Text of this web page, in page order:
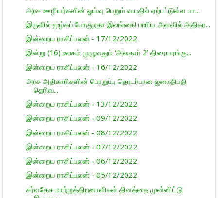
அரச ஊழியர்களின் ஓய்வு பெறும் வயதில் ஏற்பட்டுள்ள பா...
இருளில் மூழ்கப் போகுறதா இலங்கை! பாரிய அளவில் அதிகர...
இன்றைய ராசிப்பலன் - 17/12/2022
இன்று (16) உலகம் முழுவதும் ‘அவதார் 2’ திரையரங்கு...
இன்றைய ராசிப்பலன் - 16/12/2022
அரச அதிகாரிகளின் பொறுப்பு தொடர்பான ஜனாதிபதி
தெரிவ...
இன்றைய ராசிப்பலன் - 13/12/2022
இன்றைய ராசிப்பலன் - 09/12/2022
இன்றைய ராசிப்பலன் - 08/12/2022
இன்றைய ராசிப்பலன் - 07/12/2022
இன்றைய ராசிப்பலன் - 06/12/2022
இன்றைய ராசிப்பலன் - 05/12/2022
சர்வதேச மாற்றுத்திறனாளிகள் தினத்தை முன்னிட்டு